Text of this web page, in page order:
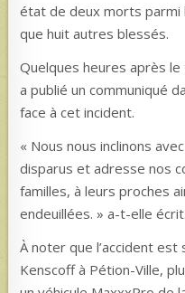
état de deux morts parmi
que huit autres blessés.
Quelques heures après
a publié un communiqué
face à cet incident.
« Nous nous inclinons
disparus et adresse nos
familles, à leurs proches
endeuillées. » a-t-elle écrit.
À noter que l’accident
Kenscoff à Pétion-Ville,